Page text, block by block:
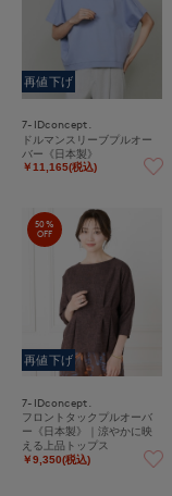
再値下げ
7-IDconcept.
ドルマンスリーブプルオー
バー《日本製》
￥11,165(税込)
50%
OFF
再値下げ
7-IDconcept.
フロントタックプルオーバ
ー《日本製》｜涼やかに映
える上品トップス
￥9,350(税込)